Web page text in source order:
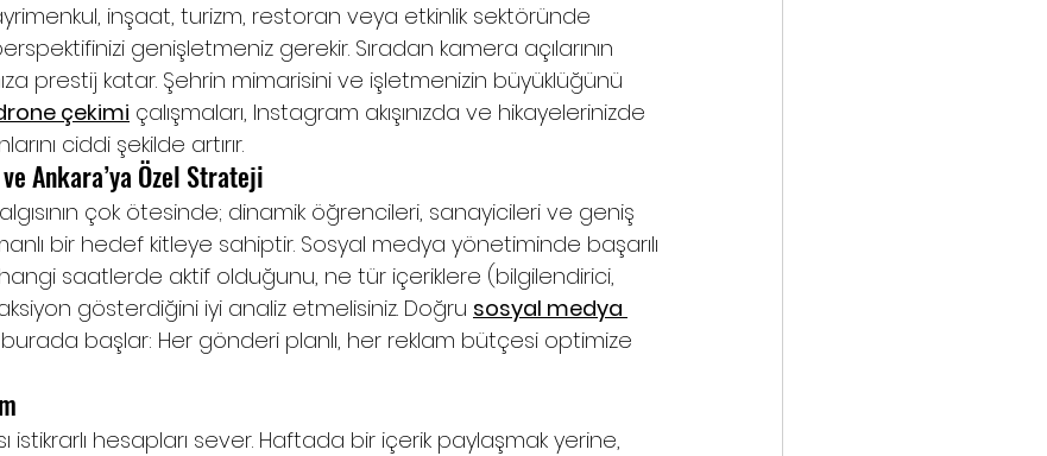
inşaat, turizm, restoran veya etkinlik sektöründe
genişletmeniz gerekir. Sıradan kamera açılarının
prestij katar. Şehrin mimarisini ve işletmenizin büyüklüğünü
çekimi çalışmaları, Instagram akışınızda ve hikayelerinizde
ciddi şekilde artırır.
Ankara’ya Özel Strateji
çok ötesinde; dinamik öğrencileri, sanayicileri ve geniş
bir hedef kitleye sahiptir. Sosyal medya yönetiminde başarılı
saatlerde aktif olduğunu, ne tür içeriklere (bilgilendirici,
gösterdiğini iyi analiz etmelisiniz. Doğru sosyal medya
başlar: Her gönderi planlı, her reklam bütçesi optimize
istikrarlı hesapları sever. Haftada bir içerik paylaşmak yerine,